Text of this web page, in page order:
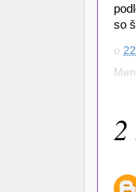
so
o
2